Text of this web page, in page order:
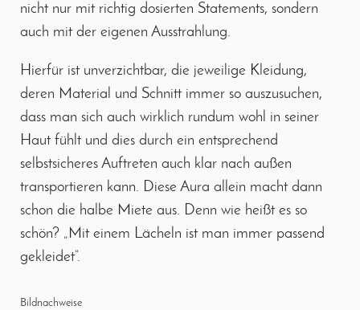
nicht nur mit richtig dosierten Statements, sondern
auch mit der eigenen Ausstrahlung.
Hierfür ist unverzichtbar, die jeweilige Kleidung,
deren Material und Schnitt immer so auszusuchen,
dass man sich auch wirklich rundum wohl in seiner
Haut fühlt und dies durch ein entsprechend
selbstsicheres Auftreten auch klar nach außen
transportieren kann. Diese Aura allein macht dann
schon die halbe Miete aus. Denn wie heißt es so
schön? „Mit einem Lächeln ist man immer passend
gekleidet“.
Bildnachweise